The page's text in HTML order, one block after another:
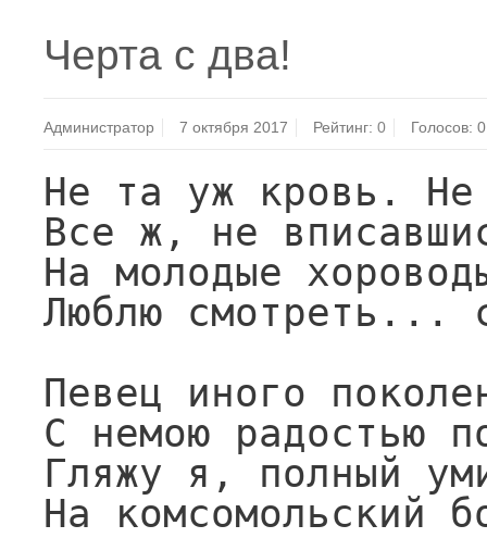
книжках.Москва: Художественная литература,
Черта с два!
Администратор 7 октября 2017 Рейтинг:0 Голосов: 0
Не та уж кровь.
Все ж, не
На молодые
Люблю смотреть...
Певец иного
С немою радостью
Гляжу я, полный
На комсомольский